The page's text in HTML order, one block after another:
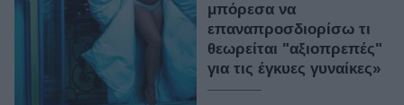
μπόρεσα να
επαναπροσδιορίσω τι
θεωρείται "αξιοπρεπές"
για τις έγκυες γυναίκες»